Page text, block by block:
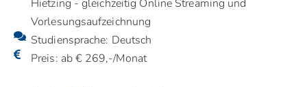
Hietzing - gleichzeitig Online Streaming und
Vorlesungsaufzeichnung
Studiensprache: Deutsch
Preis: ab € 269,-/Monat